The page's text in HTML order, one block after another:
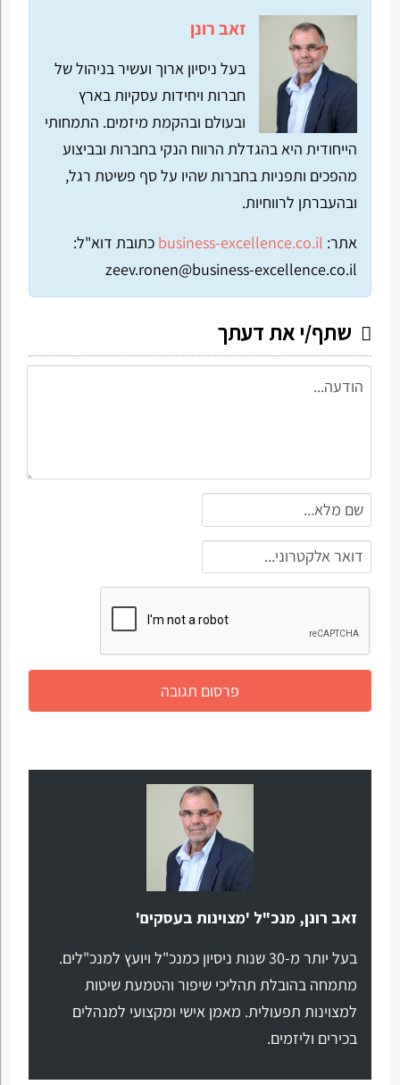
זאב רונן
בעל ניסיון ארוך ועשיר בניהול של
חברות ויחידות עסקיות בארץ
ובעולם ובהקמת מיזמים. התמחותי
הייחודית היא בהגדלת הרווח הנקי בחברות ובביצוע
מהפכים ותפניות בחברות שהיו על סף פשיטת רגל,
ובהעברתן לרווחיות.
אתר: business-excellence.co.il כתובת דוא"ל:
zeev.ronen@business-excellence.co.il
שתף/י את דעתך
זאב רונן, מנכ"ל 'מצוינות בעסקים'
בעל יותר מ-30 שנות ניסיון כמנכ"ל ויועץ למנכ"לים.
מתמחה בהובלת תהליכי שיפור והטמעת שיטות
למצוינות תפעולית. מאמן אישי ומקצועי למנהלים
בכירים וליזמים.